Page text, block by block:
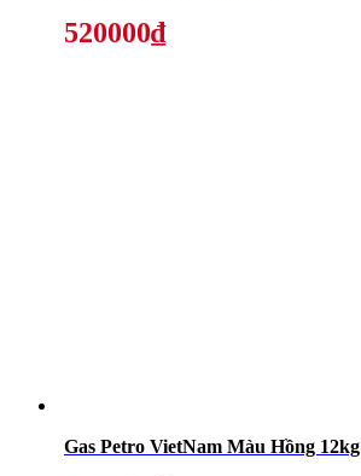
520000₫
Gas Petro VietNam Màu Hồng 12kg